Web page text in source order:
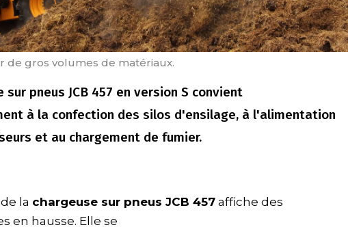
de gros volumes de matériaux.
sur pneus JCB 457 en version S convient
à la confection des silos d'ensilage, à l'alimentation
et au chargement de fumier.
de la chargeuse sur pneus JCB 457 affiche des
en hausse. Elle se